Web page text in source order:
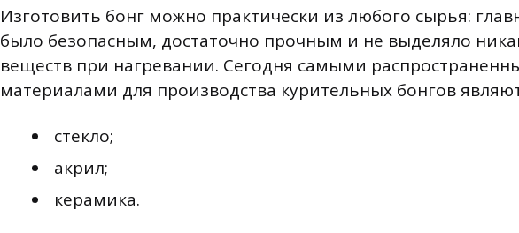
Изготовить бонг можно практически из любого сырья:
было безопасным, достаточно прочным и не выделяло
веществ при нагревании. Сегодня самыми
материалами для производства курительных бонгов
стекло;
акрил;
керамика.